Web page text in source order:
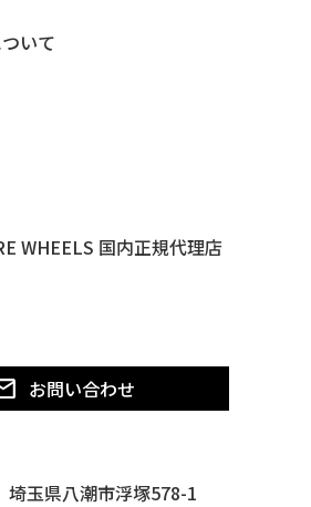
CONV
CONV
いて
WHEELS 国内正規代理店
お問い合わせ
玉県八潮市浮塚578-1